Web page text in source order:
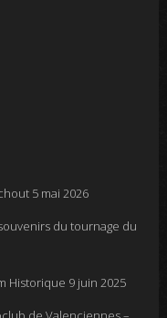
5 mai 2026
du tournage du
Historique 9 juin 2025